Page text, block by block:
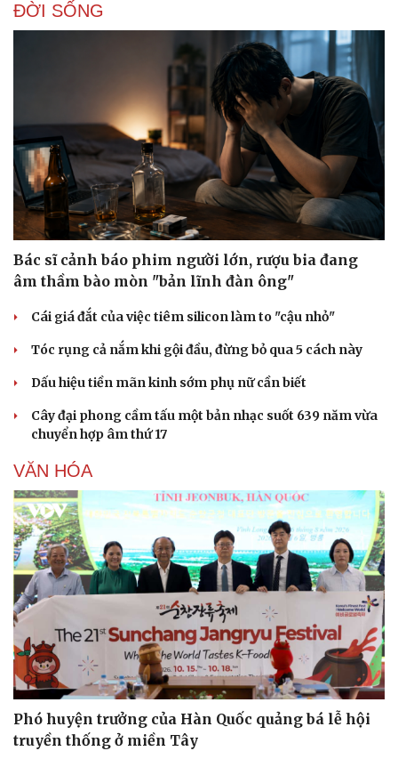
Sức khỏe
Dinh dưỡng - món ngon
Cây thuốc
Sản phụ khoa
Nhi khoa
Nam khoa
Làm đẹp - giảm cân
Phòng mạch online
Ăn sạch sống khỏe
Đời sống
Nhà đẹp
Blog
Tình yêu - Gia đình
ĐỜI SỐNG
Bác sĩ cảnh báo phim người lớn, rượu bia đang
âm thầm bào mòn "bản lĩnh đàn ông"
Cái giá đắt của việc tiêm silicon làm to "cậu nhỏ"
Tóc rụng cả nắm khi gội đầu, đừng bỏ qua 5 cách này
Dấu hiệu tiền mãn kinh sớm phụ nữ cần biết
Cây đại phong cầm tấu một bản nhạc suốt 639 năm vừa
chuyển hợp âm thứ 17
VĂN HÓA
Phó huyện trưởng của Hàn Quốc quảng bá lễ hội
truyền thống ở miền Tây